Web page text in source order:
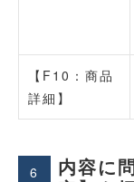
【F10：商品
詳細】
6
内容に